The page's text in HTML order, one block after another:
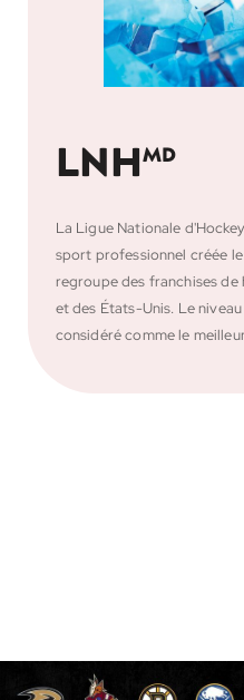
LNHMD
La Ligue Nationale
sport professionnel créée le
regroupe des franchises de
et des États-Unis. Le
considéré comme le